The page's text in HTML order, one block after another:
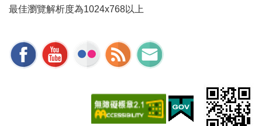
最佳瀏覽解析度為1024x768以上